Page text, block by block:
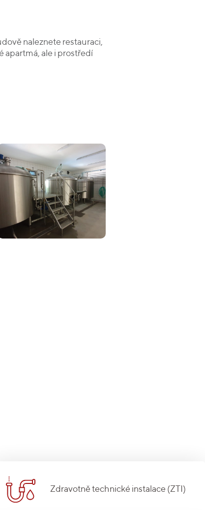
naleznete restauraci,
apartmá, ale i prostředí
Zdravotně technické instalace (ZTI)